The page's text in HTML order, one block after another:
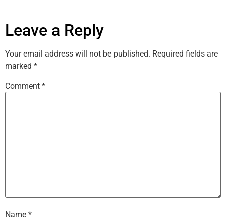
Leave a Reply
Your email address will not be published. Required fields are
marked *
Comment *
Name *